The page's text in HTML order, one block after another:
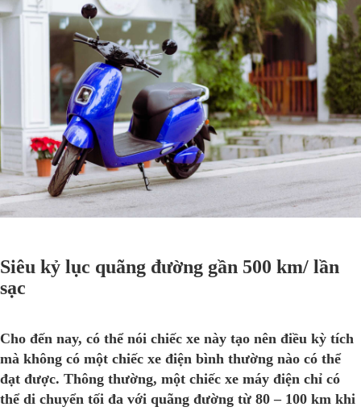
Siêu kỷ lục quãng đường gần 500 km/ lần
sạc
Cho đến nay, có thể nói chiếc xe này tạo nên điều kỳ tích
mà không có một chiếc xe điện bình thường nào có thể
đạt được. Thông thường, một chiếc xe máy điện chỉ có
thể di chuyển tối đa với quãng đường từ 80 – 100 km khi